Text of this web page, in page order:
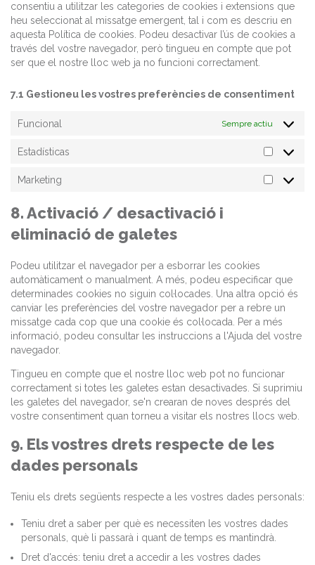
consentiu a utilitzar les categories de cookies i extensions que
heu seleccionat al missatge emergent, tal i com es descriu en
aquesta Política de cookies. Podeu desactivar l’ús de cookies a
través del vostre navegador, però tingueu en compte que pot
ser que el nostre lloc web ja no funcioni correctament.
7.1 Gestioneu les vostres preferències de consentiment
Funcional Sempre actiu
Estadísticas
Marketing
8. Activació / desactivació i
eliminació de galetes
Podeu utilitzar el navegador per a esborrar les cookies
automàticament o manualment. A més, podeu especificar que
determinades cookies no siguin col·locades. Una altra opció és
canviar les preferències del vostre navegador per a rebre un
missatge cada cop que una cookie és col·locada. Per a més
informació, podeu consultar les instruccions a l'Ajuda del vostre
navegador.
Tingueu en compte que el nostre lloc web pot no funcionar
correctament si totes les galetes estan desactivades. Si suprimiu
les galetes del navegador, se'n crearan de noves després del
vostre consentiment quan torneu a visitar els nostres llocs web.
9. Els vostres drets respecte de les
dades personals
Teniu els drets següents respecte a les vostres dades personals:
Teniu dret a saber per què es necessiten les vostres dades
personals, què li passarà i quant de temps es mantindrà.
Dret d'accés: teniu dret a accedir a les vostres dades